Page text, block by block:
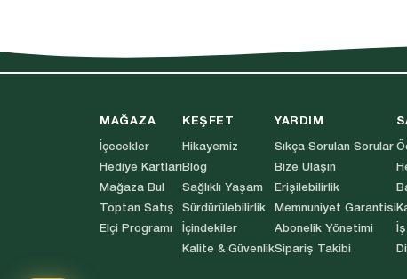
MAĞAZA
İçecekler
Hediye Kartları
Mağaza Bul
Toptan Satış
Elçi Programı
KEŞFET
Hikayemiz
Blog
Sağlıklı Yaşam
Sürdürülebilirlik
İçindekiler
Kalite & Güvenlik
YARDIM
Sıkça Sorulan Sorular
Bize Ulaşın
Erişilebilirlik
Memnuniyet Garantisi
Abonelik Yönetimi
Sipariş Takibi